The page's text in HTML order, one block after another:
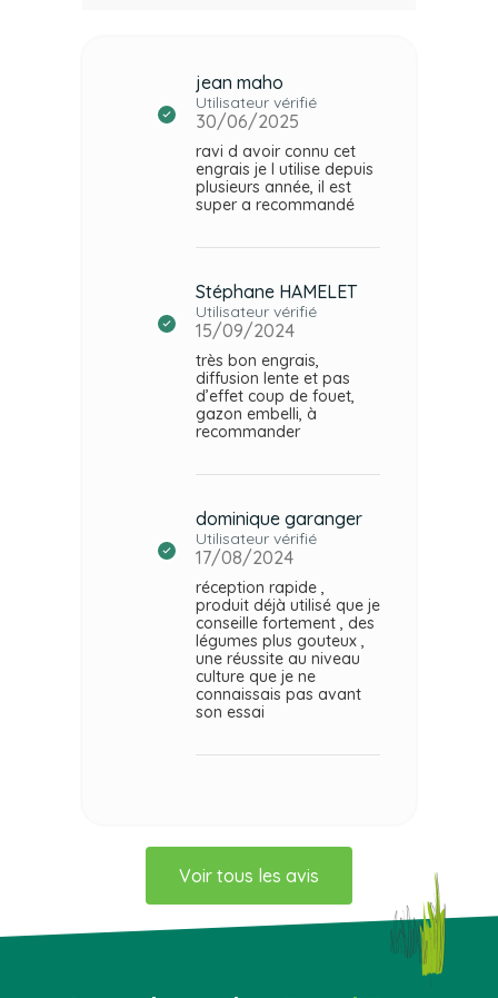
jean maho
Utilisateur vérifié
30/06/2025
ravi d avoir connu cet
engrais je l utilise depuis
plusieurs année, il est
super a recommandé
Stéphane HAMELET
Utilisateur vérifié
15/09/2024
très bon engrais,
diffusion lente et pas
d’effet coup de fouet,
gazon embelli, à
recommander
dominique garanger
Utilisateur vérifié
17/08/2024
réception rapide ,
produit déjà utilisé que je
conseille fortement , des
légumes plus gouteux ,
une réussite au niveau
culture que je ne
connaissais pas avant
son essai
Voir tous les avis